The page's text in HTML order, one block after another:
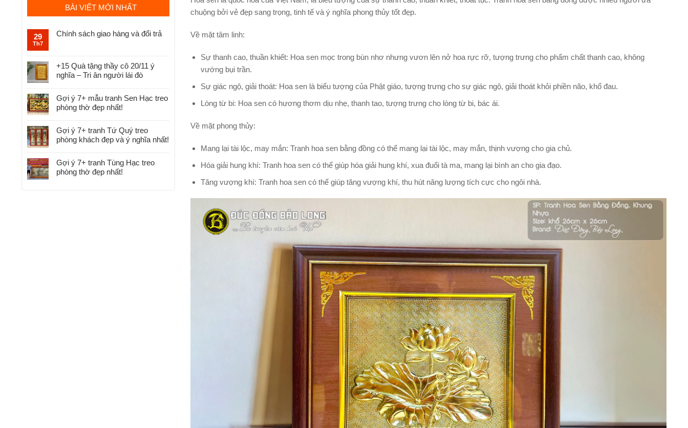
chuộng bởi vẻ đẹp sang trọng, tinh tế và ý nghĩa phong thủy tốt đẹp.
Về mặt tâm linh:
Sự thanh cao, thuần khiết: Hoa sen mọc trong bùn nhơ nhưng vươn lên nở hoa rực rỡ, tượng trưng cho phẩm chất thanh cao, không
vướng bụi trần.
Sự giác ngộ, giải thoát: Hoa sen là biểu tượng của Phật giáo, tượng trưng cho sự giác ngộ, giải thoát khỏi phiền não, khổ đau.
Lòng từ bi: Hoa sen có hương thơm dịu nhẹ, thanh tao, tượng trưng cho lòng từ bi, bác ái.
Về mặt phong thủy:
Mang lại tài lộc, may mắn: Tranh hoa sen bằng đồng có thể mang lại tài lộc, may mắn, thịnh vượng cho gia chủ.
Hóa giải hung khí: Tranh hoa sen có thể giúp hóa giải hung khí, xua đuổi tà ma, mang lại bình an cho gia đạo.
Tăng vượng khí: Tranh hoa sen có thể giúp tăng vượng khí, thu hút năng lượng tích cực cho ngôi nhà.
BÀI VIẾT MỚI NHẤT
29
Th7
Chính sách giao hàng và đổi trả
+15 Quà tặng thầy cô 20/11 ý
nghĩa – Tri ân người lái đò
Gợi ý 7+ mẫu tranh Sen Hạc treo
phòng thờ đẹp nhất!
Gợi ý 7+ tranh Tứ Quý treo
phòng khách đẹp và ý nghĩa nhất!
Gợi ý 7+ tranh Tùng Hạc treo
phòng thờ đẹp nhất!